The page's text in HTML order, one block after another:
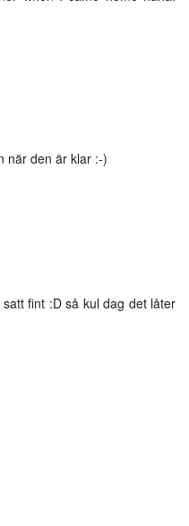
när den är klar :-)
fint :D så kul dag det låter